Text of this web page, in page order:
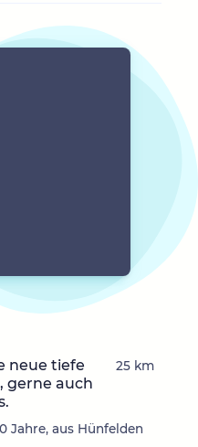
neue tiefe
gerne auch
Jahre, aus Hünfelden
25 km